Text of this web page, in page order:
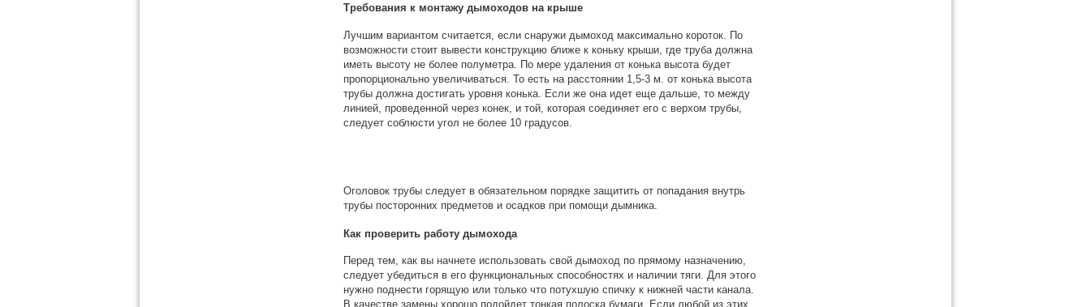
Требования к монтажу дымоходов на крыше
Лучшим вариантом считается, если снаружи дымоход максимально короток. По
возможности стоит вывести конструкцию ближе к коньку крыши, где труба должна
иметь высоту не более полуметра. По мере удаления от конька высота будет
пропорционально увеличиваться. То есть на расстоянии 1,5-3 м. от конька высота
трубы должна достигать уровня конька. Если же она идет еще дальше, то между
линией, проведенной через конек, и той, которая соединяет его с верхом трубы,
следует соблюсти угол не более 10 градусов.
Оголовок трубы следует в обязательном порядке защитить от попадания внутрь
трубы посторонних предметов и осадков при помощи дымника.
Как проверить работу дымохода
Перед тем, как вы начнете использовать свой дымоход по прямому назначению,
следует убедиться в его функциональных способностях и наличии тяги. Для этого
нужно поднести горящую или только что потухшую спичку к нижней части канала.
В качестве замены хорошо подойдет тонкая полоска бумаги. Если любой из этих